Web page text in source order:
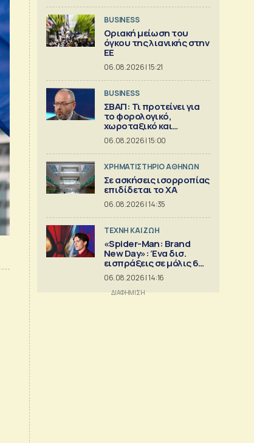
BUSINESS
Οριακή μείωση του
όγκου της λιανικής στην
ΕΕ
06.08.2026 | 15:21
BUSINESS
ΣΒΑΠ: Τι προτείνει για
το φορολογικό,
χωροταξικό και
εργασιακό πλαίσιο της
Μεταποίησης
06.08.2026 | 15:00
XΡΗΜΑΤΙΣΤΗΡΙΟ ΑΘΗΝΩΝ
Σε ασκήσεις ισορροπίας
επιδίδεται το ΧΑ
06.08.2026 | 14:35
TΕΧΝΗ ΚΑΙ ΖΩΗ
«Spider-Man: Brand
New Day»: Ένα δισ.
εισπράξεις σε μόλις 6
ημέρες
06.08.2026 | 14:16